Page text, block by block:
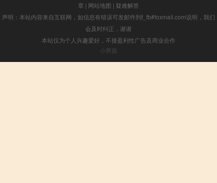
章 | 网站地图 | 疑难解答
声明：本站内容来自互联网，如信息有错误可发邮件到f_fb#foxmail.com说明，我们
会及时纠正，谢谢
本站仅为个人兴趣爱好，不接盈利性广告及商业合作
小男孩